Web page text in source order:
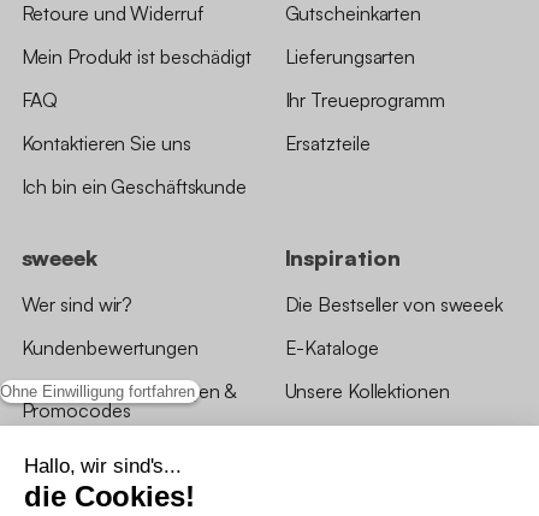
Ohne Einwilligung fortfahren
Hallo, wir sind's...
die Cookies!
Retoure und Widerruf
Mein Produkt ist beschädigt
FAQ
Kontaktieren Sie uns
Ich bin ein Geschäftskunde
Gutscheinkarten
Lieferungsarten
Ihr Treueprogramm
Ersatzteile
sweeek
Wer sind wir?
Kundenbewertungen
*Angebotsbedingungen &
Promocodes
Bewertungen von sweeek
Unsere Geschäfte
Inspiration
Die Bestseller von sweeek
E-Kataloge
Unsere Kollektionen